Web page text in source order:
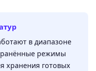
в диапазоне
режимы
хранения готовых